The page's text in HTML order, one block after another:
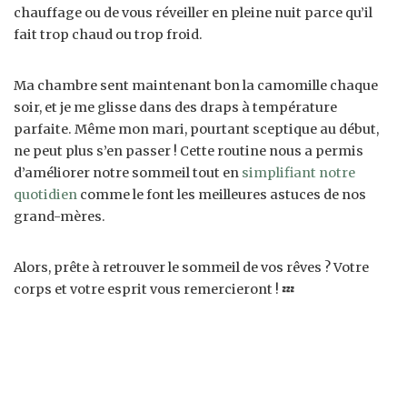
chauffage ou de vous réveiller en pleine nuit parce qu’il
fait trop chaud ou trop froid.
Ma chambre sent maintenant bon la camomille chaque
soir, et je me glisse dans des draps à température
parfaite. Même mon mari, pourtant sceptique au début,
ne peut plus s’en passer ! Cette routine nous a permis
d’améliorer notre sommeil tout en simplifiant notre
quotidien comme le font les meilleures astuces de nos
grand-mères.
Alors, prête à retrouver le sommeil de vos rêves ? Votre
corps et votre esprit vous remercieront ! 💤